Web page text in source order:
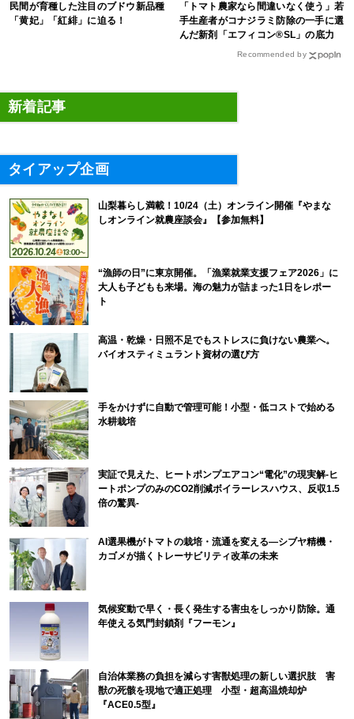
民間が育種した注目のブドウ新品種
「黄妃」「紅緋」に迫る！
「トマト農家なら間違いなく使う」若
手生産者がコナジラミ防除の一手に選
んだ新剤「エフィコン®SL」の底力
Recommended by
新着記事
タイアップ企画
山梨暮らし満載！10/24（土）オンライン開催『やまな
しオンライン就農座談会』【参加無料】
“漁師の日”に東京開催。「漁業就業支援フェア2026」に
大人も子どもも来場。海の魅力が詰まった1日をレポー
ト
高温・乾燥・日照不足でもストレスに負けない農業へ。
バイオスティミュラント資材の選び方
手をかけずに自動で管理可能！小型・低コストで始める
水耕栽培
実証で見えた、ヒートポンプエアコン“電化”の現実解-ヒ
ートポンプのみのCO2削減ボイラーレスハウス、反収1.5
倍の驚異-
AI選果機がトマトの栽培・流通を変える―シブヤ精機・
カゴメが描くトレーサビリティ改革の未来
気候変動で早く・長く発生する害虫をしっかり防除。通
年使える気門封鎖剤『フーモン』
自治体業務の負担を減らす害獣処理の新しい選択肢 害
獣の死骸を現地で適正処理 小型・超高温焼却炉
『ACE0.5型』